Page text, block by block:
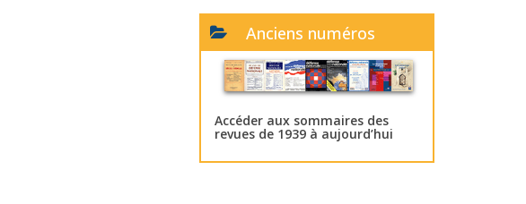
Anciens numéros
Accéder aux sommaires des
revues de 1939 à aujourd’hui